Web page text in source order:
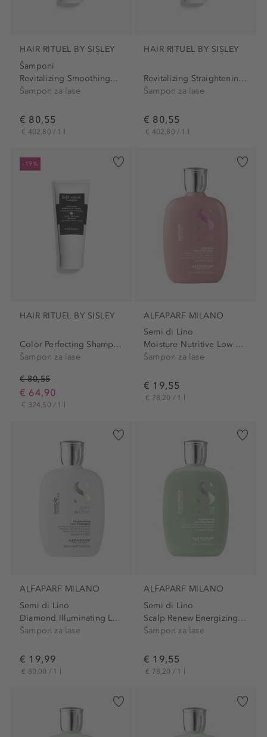
HAIR RITUEL BY SISLEY
Šamponi
Revitalizing Smoothing...
Šampon za lase
€ 80,55
€ 402,80 / 1 l
HAIR RITUEL BY SISLEY
Revitalizing Straightening...
Šampon za lase
€ 80,55
€ 402,80 / 1 l
-19%
HAIR RITUEL BY SISLEY
Color Perfecting Shampoo
Šampon za lase
€ 80,55
€ 64,90
€ 324,50 / 1 l
ALFAPARF MILANO
Semi di Lino
Moisture Nutritive Low Shampoo
Šampon za lase
€ 19,55
€ 78,20 / 1 l
ALFAPARF MILANO
Semi di Lino
Diamond Illuminating Low...
Šampon za lase
€ 19,99
€ 80,00 / 1 l
ALFAPARF MILANO
Semi di Lino
Scalp Renew Energizing Low...
Šampon za lase
€ 19,55
€ 78,20 / 1 l